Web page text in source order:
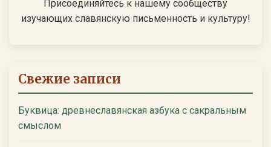
Присоединяйтесь к нашему сообществу
изучающих славянскую письменность и культуру!
Свежие записи
Буквица: древнеславянская азбука с сакральным
смыслом